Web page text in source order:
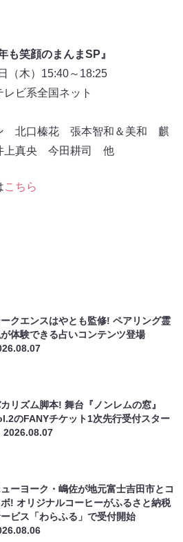
も笑顔のまんまSP』
（木）15:40～18:25
ビ系全国ネット
北口榛花 張本智和＆美和 麒
真央 今田耕司 他
こちら
クエンスはやとも監修! ペアリング霊
体験できる占いコンテンツ登場
リズム脚本! 舞台『ノンレムの窓』
のFANYチケット1次先行受付スター
2026.08.07
ーヨーク・嶋佐が地元富士吉田市とコ
! オリジナルコーヒーがふるさと納税
ビス「わらふる」で受付開始